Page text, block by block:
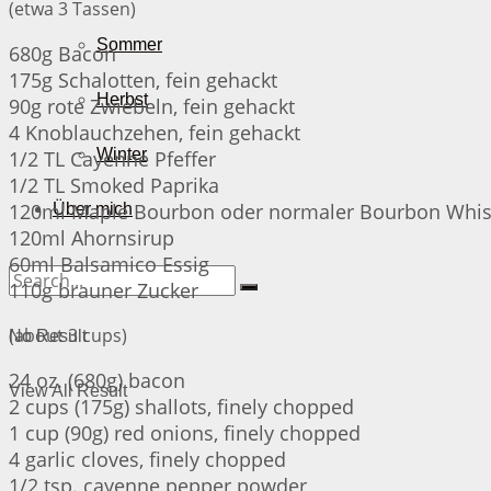
Sommer
Herbst
Winter
Über mich
No Result
View All Result
(etwa 3 Tassen)
680g Bacon
175g Schalotten, fein gehackt
90g rote Zwiebeln, fein gehackt
4 Knoblauchzehen, fein gehackt
1/2 TL Cayenne Pfeffer
1/2 TL Smoked Paprika
120ml Maple Bourbon oder normaler Bourbon
120ml Ahornsirup
60ml Balsamico Essig
110g brauner Zucker
(about 3 cups)
24 oz. (680g) bacon
2 cups (175g) shallots, finely chopped
1 cup (90g) red onions, finely chopped
4 garlic cloves, finely chopped
1/2 tsp. cayenne pepper powder